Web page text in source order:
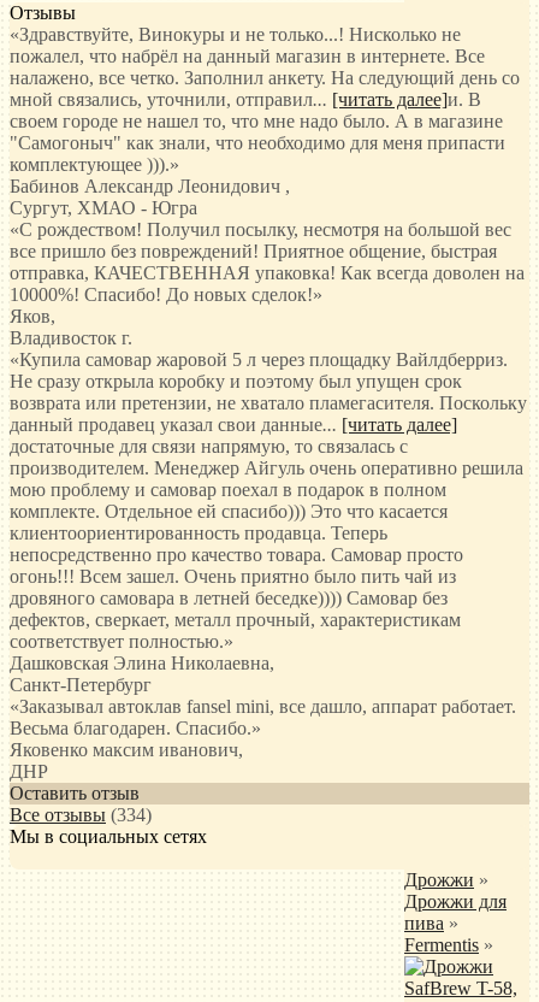
Отзывы
«Здравствуйте, Винокуры и не только...! Нисколько не
пожалел, что набрёл на данный магазин в интернете. Все
налажено, все четко. Заполнил анкету. На следующий день со
мной связались, уточнили, отправил... [читать далее]и. В
своем городе не нашел то, что мне надо было. А в магазине
"Самогоныч" как знали, что необходимо для меня припасти
комплектующее ))).»
Бабинов Александр Леонидович ,
Сургут, ХМАО - Югра
«С рождеством! Получил посылку, несмотря на большой вес
все пришло без повреждений! Приятное общение, быстрая
отправка, КАЧЕСТВЕННАЯ упаковка! Как всегда доволен на
10000%! Спасибо! До новых сделок!»
Яков,
Владивосток г.
«Купила самовар жаровой 5 л через площадку Вайлдберриз.
Не сразу открыла коробку и поэтому был упущен срок
возврата или претензии, не хватало пламегасителя. Поскольку
данный продавец указал свои данные... [читать далее]
достаточные для связи напрямую, то связалась с
производителем. Менеджер Айгуль очень оперативно решила
мою проблему и самовар поехал в подарок в полном
комплекте. Отдельное ей спасибо))) Это что касается
клиентоориентированность продавца. Теперь
непосредственно про качество товара. Самовар просто
огонь!!! Всем зашел. Очень приятно было пить чай из
дровяного самовара в летней беседке)))) Самовар без
дефектов, сверкает, металл прочный, характеристикам
соответствует полностью.»
Дашковская Элина Николаевна,
Санкт-Петербург
«Заказывал автоклав fansel mini, все дашло, аппарат работает.
Весьма благодарен. Спасибо.»
Яковенко максим иванович,
ДНР
Оставить отзыв
Все отзывы (334)
Мы в социальных сетях
Дрожжи »
Дрожжи для
пива »
Fermentis »